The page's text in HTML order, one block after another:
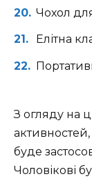
Чохол
Елітна
З огляду на
буде
Чоловікові